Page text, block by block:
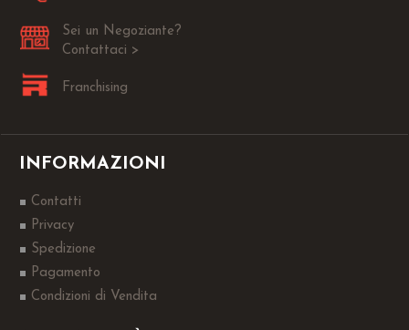
Sei un Negoziante?
Contattaci >
Franchising
INFORMAZIONI
Contatti
Privacy
Spedizione
Pagamento
Condizioni di Vendita